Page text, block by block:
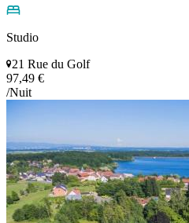
Studio
21 Rue du Golf
97,49 €
/Nuit